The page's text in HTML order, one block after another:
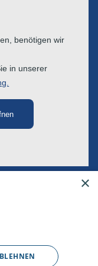
benötigen wir
in unserer
×